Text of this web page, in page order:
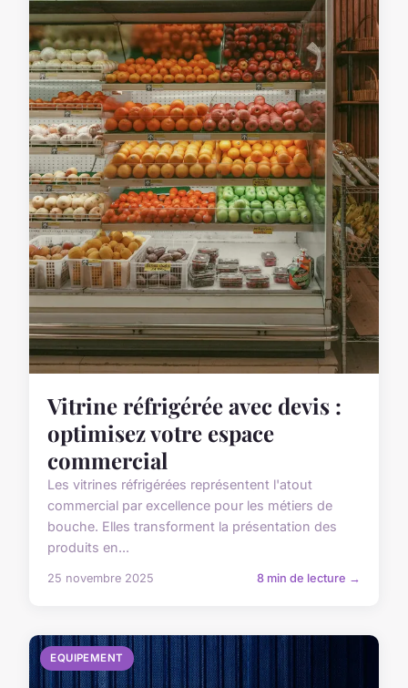
Vitrine réfrigérée avec devis :
optimisez votre espace
commercial
Les vitrines réfrigérées représentent l'atout
commercial par excellence pour les métiers de
bouche. Elles transforment la présentation des
produits en...
25 novembre 2025 8 min de lecture →
EQUIPEMENT